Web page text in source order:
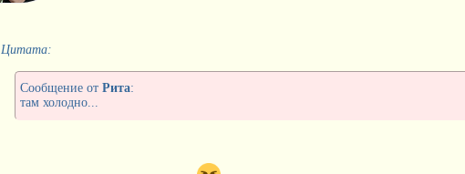
Цитата:
Сообщение от Рита:
там холодно...